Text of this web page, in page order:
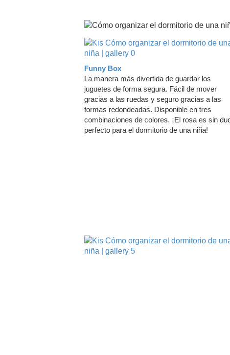
Funny Box
La manera más divertida de guardar los
juguetes de forma segura. Fácil de mover
gracias a las ruedas y seguro gracias a las
formas redondeadas. Disponible en tres
combinaciones de colores. ¡El rosa es sin
perfecto para el dormitorio de una niña!